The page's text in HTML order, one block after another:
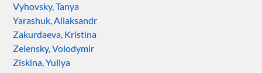
Vyhovsky, Tanya
Yarashuk, Aliaksandr
Zakurdaeva, Kristina
Zelensky, Volodymir
Ziskina, Yuliya